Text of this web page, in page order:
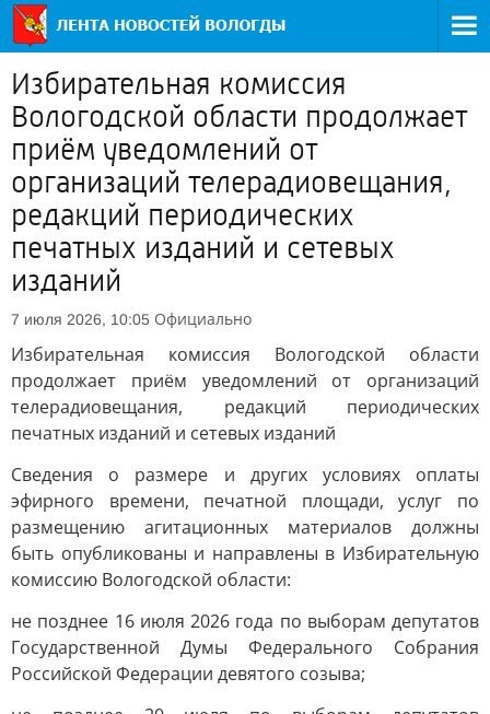
Избирательная комиссия
Вологодской области продолжает
приём уведомлений от
организаций телерадиовещания,
редакций периодических
печатных изданий и сетевых
изданий
7 июля 2026, 10:05 Официально
Избирательная комиссия Вологодской области
продолжает приём уведомлений от организаций
телерадиовещания, редакций периодических
печатных изданий и сетевых изданий
Сведения о размере и других условиях оплаты
эфирного времени, печатной площади, услуг по
размещению агитационных материалов должны
быть опубликованы и направлены в Избирательную
комиссию Вологодской области:
не позднее 16 июля 2026 года по выборам депутатов
Государственной Думы Федерального Собрания
Российской Федерации девятого созыва;